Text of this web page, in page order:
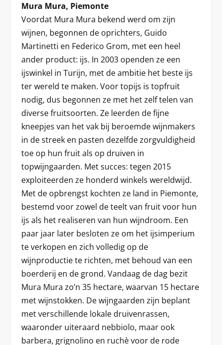
Mura Mura, Piemonte
Voordat Mura Mura bekend werd om zijn
wijnen, begonnen de oprichters, Guido
Martinetti en Federico Grom, met een heel
ander product: ijs. In 2003 openden ze een
ijswinkel in Turijn, met de ambitie het beste ijs
ter wereld te maken. Voor topijs is topfruit
nodig, dus begonnen ze met het zelf telen van
diverse fruitsoorten. Ze leerden de fijne
kneepjes van het vak bij beroemde wijnmakers
in de streek en pasten dezelfde zorgvuldigheid
toe op hun fruit als op druiven in
topwijngaarden. Met succes: tegen 2015
exploiteerden ze honderd winkels wereldwijd.
Met de opbrengst kochten ze land in Piemonte,
bestemd voor zowel de teelt van fruit voor hun
ijs als het realiseren van hun wijndroom. Een
paar jaar later besloten ze om het ijsimperium
te verkopen en zich volledig op de
wijnproductie te richten, met behoud van een
boerderij en de grond. Vandaag de dag bezit
Mura Mura zo’n 35 hectare, waarvan 15 hectare
met wijnstokken. De wijngaarden zijn beplant
met verschillende lokale druivenrassen,
waaronder uiteraard nebbiolo, maar ook
barbera, grignolino en ruchè voor de rode